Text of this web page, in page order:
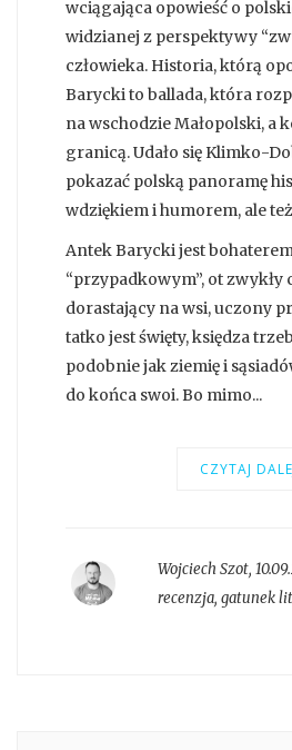
wciągająca opowieść o
widzianej z perspektywy
człowieka. Historia, którą
Barycki to ballada, która
na wschodzie Małopolski, a
granicą. Udało się Klimko-
pokazać polską panoramę
wdziękiem i humorem, ale
Antek Barycki jest
“przypadkowym”, ot zwykły
dorastający na wsi, uczony
tatko jest święty, księdza
podobnie jak ziemię i
do końca swoi. Bo mimo...
CZYTAJ
Wojciech Szot,
recenzja, gatunek